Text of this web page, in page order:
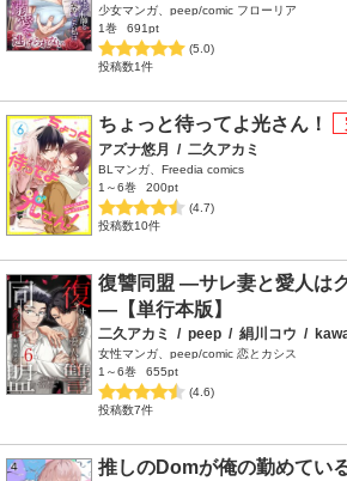
少女マンガ、peep/comic フローリア
1巻
691pt
(5.0)
投稿数1件
ちょっと待ってよ光さん！
アズナ悠月 / 二久アカミ
BLマンガ、Freedia comics
1～6巻
200pt
(4.7)
投稿数10件
復讐同盟 ―サレ妻と愛人は
―【単行本版】
二久アカミ / peep / 絹川コウ /
女性マンガ、peep/comic 恋とカシス
1～6巻
655pt
(4.6)
投稿数7件
推しのDomが俺の勤めてい